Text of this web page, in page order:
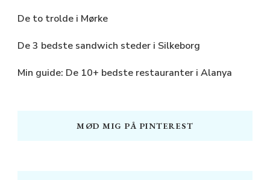
De to trolde i Mørke
De 3 bedste sandwich steder i Silkeborg
Min guide: De 10+ bedste restauranter i Alanya
MØD MIG PÅ PINTEREST